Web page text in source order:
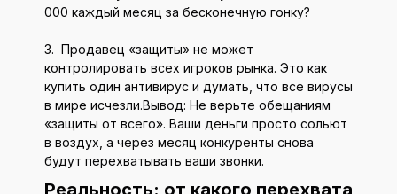
000 каждый месяц за бесконечную гонку?
3. Продавец «защиты» не может
контролировать всех игроков рынка. Это как
купить один антивирус и думать, что все вирусы
в мире исчезли.Вывод: Не верьте обещаниям
«защиты от всего». Ваши деньги просто сольют
в воздух, а через месяц конкуренты снова
будут перехватывать ваши звонки.
Реальность: от какого перехвата